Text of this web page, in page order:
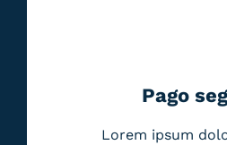
Pago
Lorem ipsum